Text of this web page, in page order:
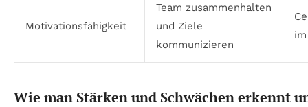
Motivationsfähigkeit
Team zusammenhalten
und Ziele
kommunizieren
Wie man Stärken und Schwächen erkennt